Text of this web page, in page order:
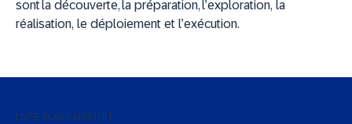
sont la découverte, la préparation, l’exploration, la
réalisation, le déploiement et l’exécution.
LIVRE BLANC GRATUIT